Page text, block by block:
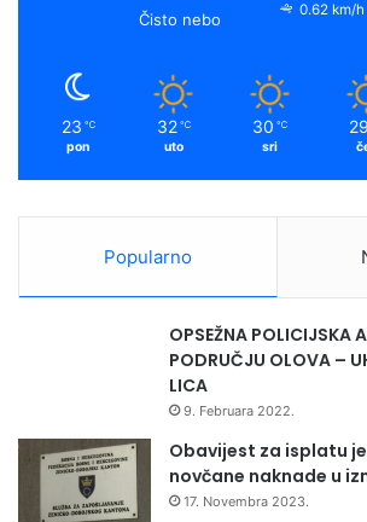
Čisto nebo
0.62 km/h
23 ℃
pon
32 ℃
uto
30 ℃
sri
29
Popularno
OPSEŽNA POLICIJSKA
PODRUČJU OLOVA –
LICA
9. Februara 2022.
Obavijest za isplatu
novčane naknade u
17. Novembra 2023.